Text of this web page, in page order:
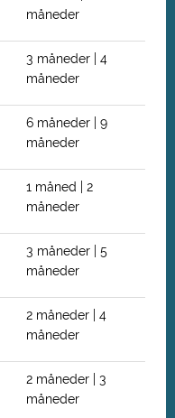
måneder
3 måneder | 4
måneder
6 måneder | 9
måneder
1 måned | 2
måneder
3 måneder | 5
måneder
2 måneder | 4
måneder
2 måneder | 3
måneder